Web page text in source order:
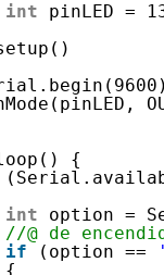
int
pinLED =
{
int
option =
//@ de
if
(option ==
{